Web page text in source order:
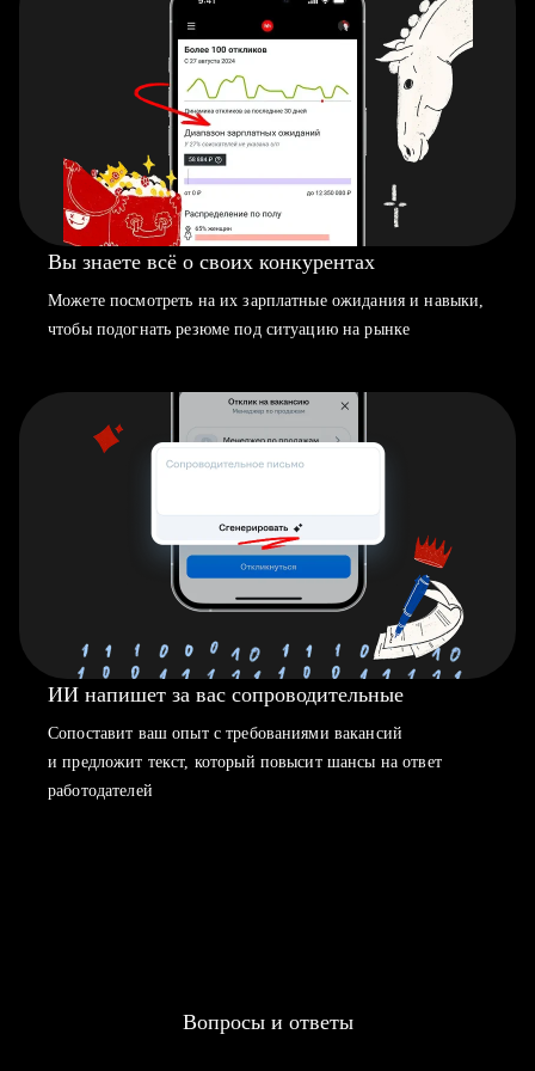
Вы знаете всё о своих конкурентах
Можете посмотреть на их зарплатные ожидания и навыки,
чтобы подогнать резюме под ситуацию на рынке
ИИ напишет за вас сопроводительные
Сопоставит ваш опыт с требованиями вакансий
и предложит текст, который повысит шансы на ответ
работодателей
Вопросы и ответы